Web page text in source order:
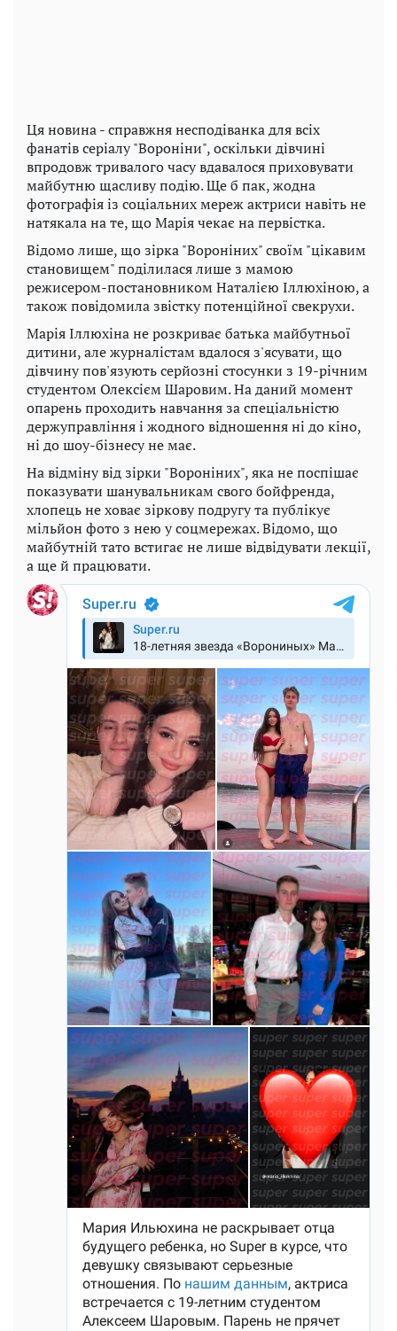
Ця новина - справжня несподіванка для всіх
фанатів серіалу "Вороніни", оскільки дівчині
впродовж тривалого часу вдавалося приховувати
майбутню щасливу подію. Ще б пак, жодна
фотографія із соціальних мереж актриси навіть не
натякала на те, що Марія чекає на первістка.
Відомо лише, що зірка "Вороніних" своїм "цікавим
становищем" поділилася лише з мамою
режисером-постановником Наталією Іллюхіною, а
також повідомила звістку потенційної свекрухи.
Марія Іллюхіна не розкриває батька майбутньої
дитини, але журналістам вдалося з'ясувати, що
дівчину пов'язують серйозні стосунки з 19-річним
студентом Олексієм Шаровим. На даний момент
опарень проходить навчання за спеціальністю
держуправління і жодного відношення ні до кіно,
ні до шоу-бізнесу не має.
На відміну від зірки "Вороніних", яка не поспішає
показувати шанувальникам свого бойфренда,
хлопець не ховає зіркову подругу та публікує
мільйон фото з нею у соцмережах. Відомо, що
майбутній тато встигає не лише відвідувати лекції,
а ще й працювати.